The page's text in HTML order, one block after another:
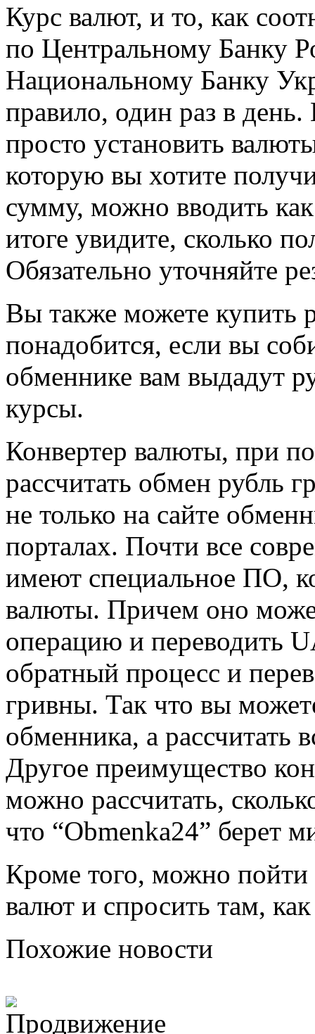
Курс валют, и то, как
по Центральному Банку
Национальному Банку
правило, один раз в
просто установить
которую вы хотите
сумму, можно вводить
итоге увидите, сколько
Обязательно уточняйте
Вы также можете купить
понадобится, если вы
обменнике вам выдадут
курсы.
Конвертер валюты, при
рассчитать обмен рубль
не только на сайте
порталах. Почти все
имеют специальное ПО,
валюты. Причем оно
операцию и переводить
обратный процесс и
гривны. Так что вы
обменника, а рассчитать
Другое преимущество
можно рассчитать,
что “Obmenka24” берет
Кроме того, можно пойти
валют и спросить там,
Похожие новости